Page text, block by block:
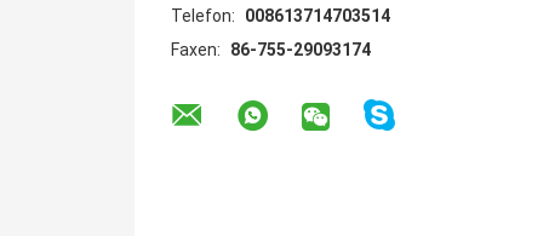
Telefon:
008613714703514
Faxen:
86-755-29093174